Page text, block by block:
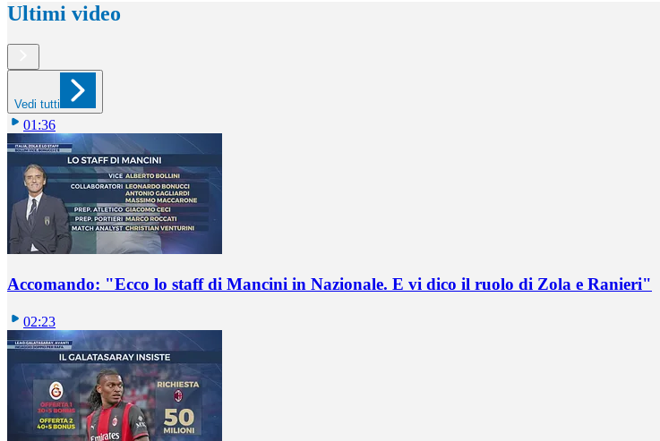
Ultimi video
Vedi tutti
01:36
Accomando: "Ecco lo staff di Mancini in Nazionale. E vi dico il ruolo di Zola e Ranieri"
02:23